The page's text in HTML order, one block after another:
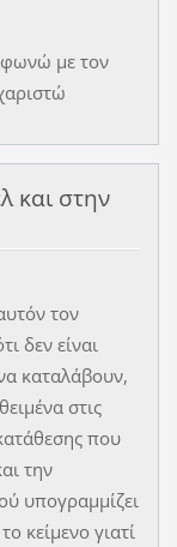
με τον
και στην
τον
δεν είναι
καταλάβουν,
στις
που
την
υπογραμμίζει
κείμενο γιατί